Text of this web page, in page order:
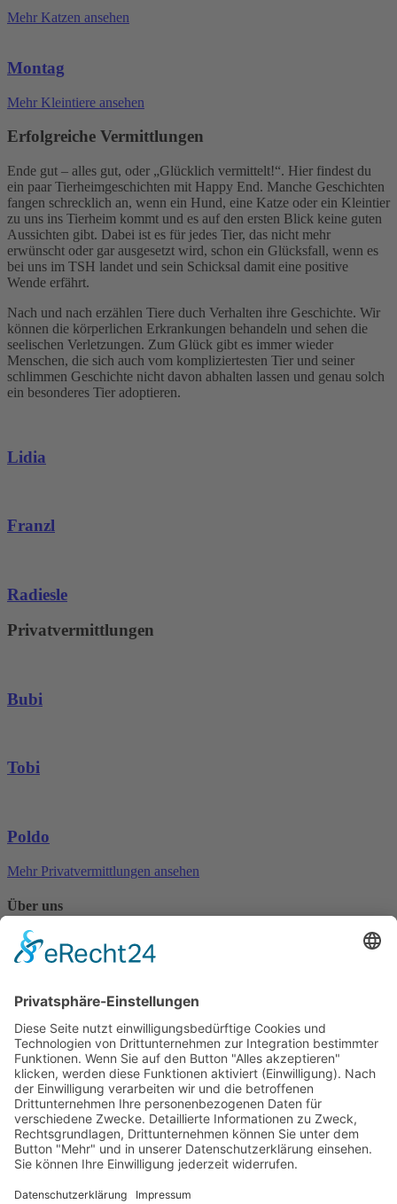
Mehr Katzen ansehen
Montag
Mehr Kleintiere ansehen
Erfolgreiche Vermittlungen
Ende gut – alles gut, oder „Glücklich vermittelt!“. Hier findest du
ein paar Tierheimgeschichten mit Happy End. Manche Geschichten
fangen schrecklich an, wenn ein Hund, eine Katze oder ein Kleintier
zu uns ins Tierheim kommt und es auf den ersten Blick keine guten
Aussichten gibt. Dabei ist es für jedes Tier, das nicht mehr
erwünscht oder gar ausgesetzt wird, schon ein Glücksfall, wenn es
bei uns im TSH landet und sein Schicksal damit eine positive
Wende erfährt.
Nach und nach erzählen Tiere duch Verhalten ihre Geschichte. Wir
können die körperlichen Erkrankungen behandeln und sehen die
seelischen Verletzungen. Zum Glück gibt es immer wieder
Menschen, die sich auch vom kompliziertesten Tier und seiner
schlimmen Geschichte nicht davon abhalten lassen und genau solch
ein besonderes Tier adoptieren.
Lidia
Franzl
Radiesle
Privatvermittlungen
Bubi
Tobi
Poldo
Mehr Privatvermittlungen ansehen
Über uns
Seit 1986 kümmert sich das Tierschutzheim Konstanz und
Umgebung e.V. um hilfsbedürftige Tiere in der Region.
Kontaktiere uns
07531 / 79547
info@tierschutzheim.de
Facebook Instagram Instagram
Mitglied im Deutschen Tierschutzbund e.V.
Landestierschutzverband Baden-Württemberg
Findefix das Haustierregister